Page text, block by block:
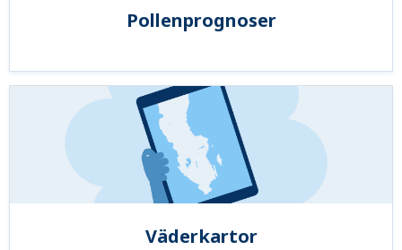
Pollenprognoser
Väderkartor